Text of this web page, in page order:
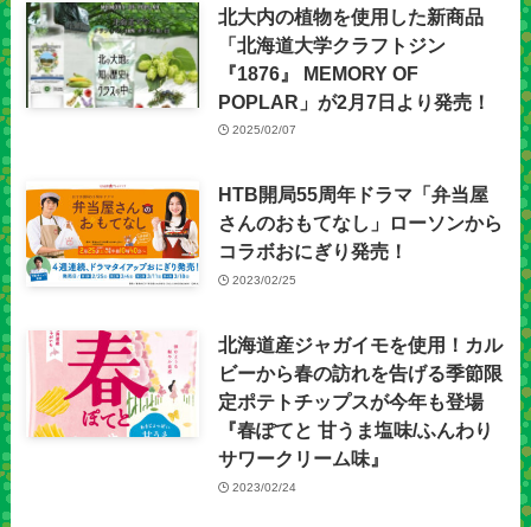
北大内の植物を使用した新商品
「北海道大学クラフトジン
『1876』 MEMORY OF
POPLAR」が2月7日より発売！
2025/02/07
HTB開局55周年ドラマ「弁当屋
さんのおもてなし」ローソンから
コラボおにぎり発売！
2023/02/25
北海道産ジャガイモを使用！カル
ビーから春の訪れを告げる季節限
定ポテトチップスが今年も登場
『春ぽてと 甘うま塩味/ふんわり
サワークリーム味』
2023/02/24